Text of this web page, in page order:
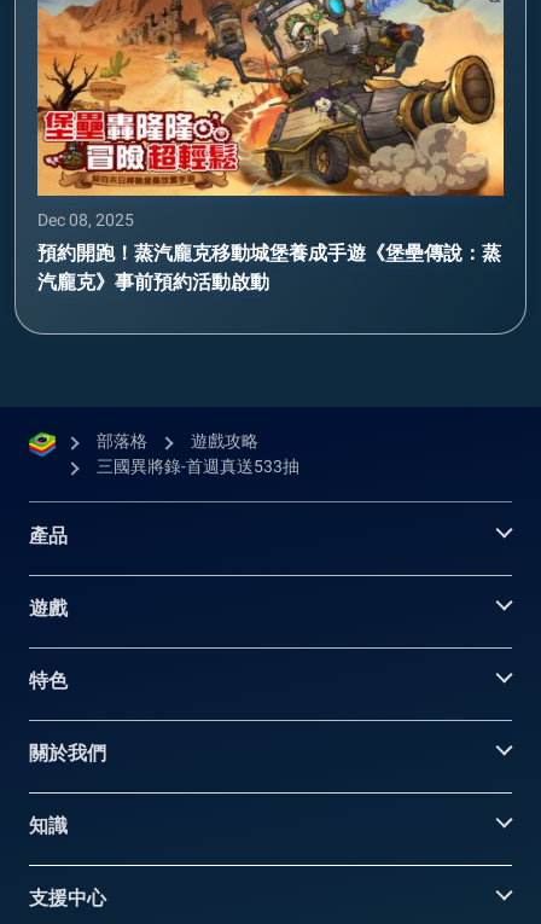
Dec 08, 2025
預約開跑！蒸汽龐克移動城堡養成手遊《堡壘傳說：蒸
汽龐克》事前預約活動啟動
部落格
遊戲攻略
三國異將錄-首週真送533抽
產品
遊戲
特色
關於我們
知識
支援中心